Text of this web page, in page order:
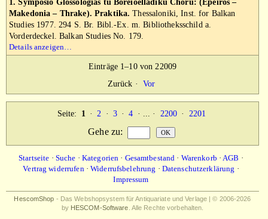
1. Symposio Glossologias tu Boreioelladiku Choru: (Epeiros –
Makedonia – Thrake). Praktika. Thessaloniki, Inst. for Balkan
Studies 1977. 294 S. Br. Bibl.-Ex. m. Bibliotheksschild a.
Vorderdeckel. Balkan Studies No. 179.
Details anzeigen…
Einträge 1–10 von 22009
Zurück · Vor
Seite: 1 · 2 · 3 · 4 · ... · 2200 · 2201
Gehe zu:
Startseite · Suche · Kategorien · Gesamtbestand · Warenkorb ·AGB ·
Vertrag widerrufen·Widerrufsbelehrung · Datenschutzerklärung ·
Impressum
HescomShop - Das Webshopsystem für Antiquariate und Verlage | © 2006-2026
by HESCOM-Software . Alle Rechte vorbehalten.